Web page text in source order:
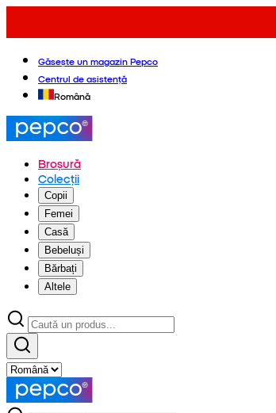
Găsește un magazin Pepco
Centrul de asistență
Română
Broșură
Colecții
Copii
Femei
Casă
Bebeluși
Bărbați
Altele